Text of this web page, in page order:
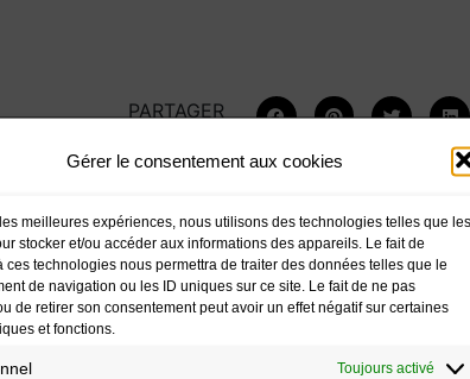
Gérer le consentement aux cookies
meilleures expériences, nous utilisons des technologies telles que les
stocker et/ou accéder aux informations des appareils. Le fait de
ces technologies nous permettra de traiter des données telles que le
de navigation ou les ID uniques sur ce site. Le fait de ne pas
de retirer son consentement peut avoir un effet négatif sur certaines
et fonctions.
Toujours activé
PARTAGER